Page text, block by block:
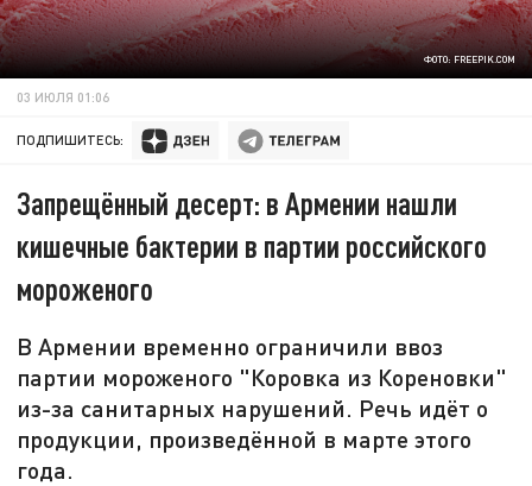
ФОТО: FREEPIK.COM
03 ИЮЛЯ 01:06
ПОДПИШИТЕСЬ:
Запрещённый десерт: в Армении нашли
кишечные бактерии в партии российского
мороженого
В Армении временно ограничили ввоз
партии мороженого "Коровка из Кореновки"
из-за санитарных нарушений. Речь идёт о
продукции, произведённой в марте этого
года.